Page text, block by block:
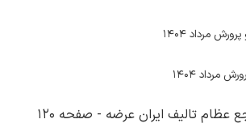
مرداد 1404
1404
عظام تالیف ایران عرضه - صفحه 120